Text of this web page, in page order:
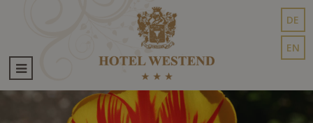
DE
EN